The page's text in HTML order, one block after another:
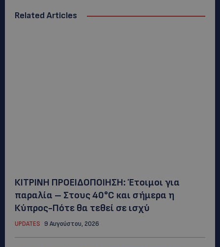
Related Articles
ΚΙΤΡΙΝΗ ΠΡΟΕΙΔΟΠΟΙΗΣΗ: Έτοιμοι για
παραλία – Στους 40°C και σήμερα η
Κύπρος-Πότε θα τεθεί σε ισχύ
UPDATES 9 Αυγούστου, 2026